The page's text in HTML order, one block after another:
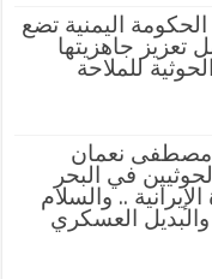
اليمنية تضع
تعزيز جاهزيتها
للملاحة
مصطفى نعمان
في البحر
.. والسلام
العسكري